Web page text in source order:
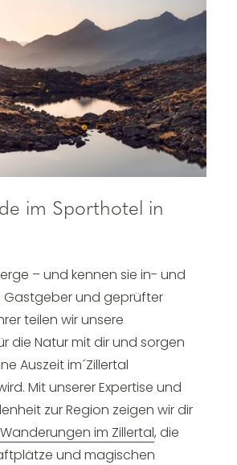
im Sporthotel in
– und kennen sie in- und
Gastgeber und geprüfter
teilen wir unsere
die Natur mit dir und sorgen
Auszeit im´Zillertal
Mit unserer Expertise und
zur Region zeigen wir dir
im Zillertal, die
und magischen